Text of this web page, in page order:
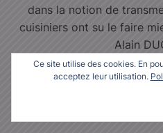
dans la notion de
cuisiniers ont su le faire
Alain
Ce site utilise des cookies. En
acceptez leur utilisation.